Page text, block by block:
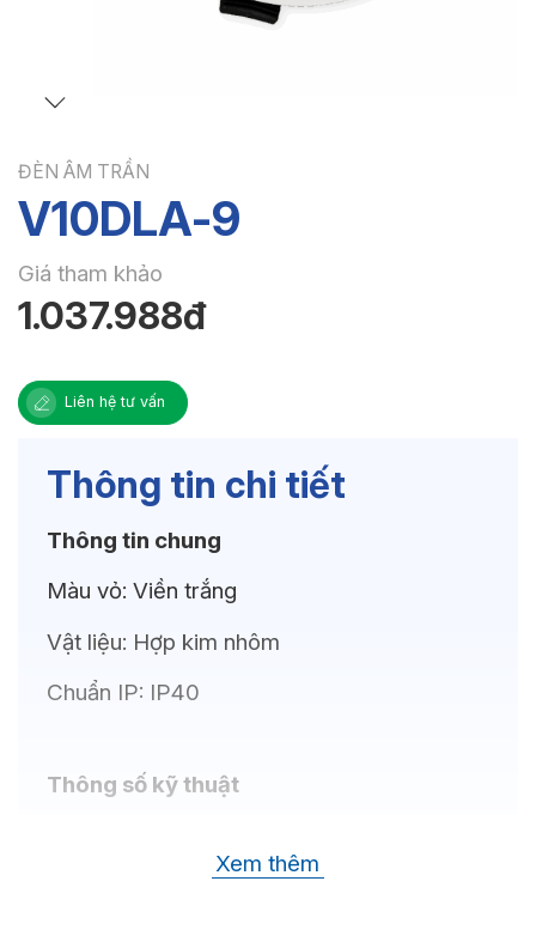
ĐÈN ÂM TRẦN
V10DLA-9
Giá tham khảo
1.037.988đ
Liên hệ tư vấn
Thông tin chi tiết
Thông tin chung
Màu vỏ: Viền trắng
Vật liệu: Hợp kim nhôm
Chuẩn IP: IP40
Thông số kỹ thuật
6500K, 4000K, 3500K,
Xem thêm